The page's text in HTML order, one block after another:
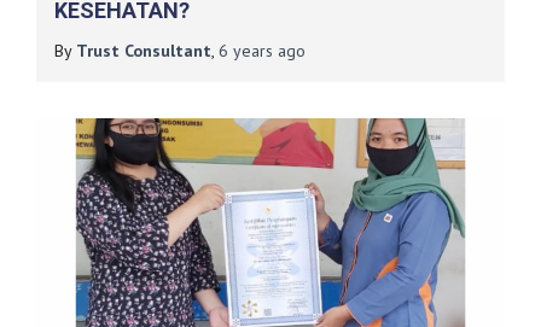
KESEHATAN?
By Trust Consultant, 6 years ago